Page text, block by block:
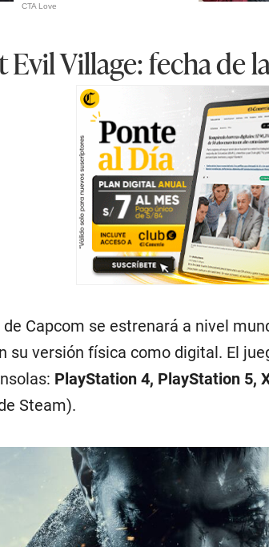
Evil Village: fecha de
de Capcom se estrenará a nivel
su versión física como digital. El
PlayStation 4, PlayStation 5,
Steam).